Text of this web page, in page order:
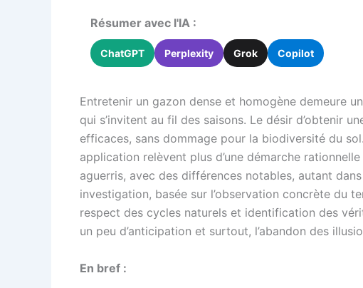
Résumer avec l'IA :
ChatGPT Perplexity Grok Copilot
Entretenir un gazon dense et homogène demeure
qui s’invitent au fil des saisons. Le désir d’obtenir
efficaces, sans dommage pour la biodiversité du
application relèvent plus d’une démarche
aguerris, avec des différences notables, autant
investigation, basée sur l’observation concrète du
respect des cycles naturels et identification des
un peu d’anticipation et surtout, l’abandon des
En bref :